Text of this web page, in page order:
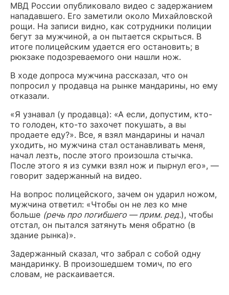
МВД России опубликовало видео с задержанием
нападавшего. Его заметили около Михайловской
рощи. На записи видно, как сотрудники полиции
бегут за мужчиной, а он пытается скрыться. В
итоге полицейским удается его остановить; в
рюкзаке подозреваемого они нашли нож.
В ходе допроса мужчина рассказал, что он
попросил у продавца на рынке мандарины, но ему
отказали.
«Я узнавал (у продавца): «А если, допустим, кто-
то голоден, кто-то захочет покушать, а вы
продаете еду?». Все, я взял мандарины и начал
уходить, но мужчина стал останавливать меня,
начал лезть, после этого произошла стычка.
После этого я из сумки взял нож и пырнул его», —
говорит задержанный на видео.
На вопрос полицейского, зачем он ударил ножом,
мужчина ответил: «Чтобы он не лез ко мне
больше (речь про погибшего — прим. ред.), чтобы
отстал, он пытался затянуть меня обратно (в
здание рынка)».
Задержанный сказал, что забрал с собой одну
мандаринку. В произошедшем томич, по его
словам, не раскаивается.